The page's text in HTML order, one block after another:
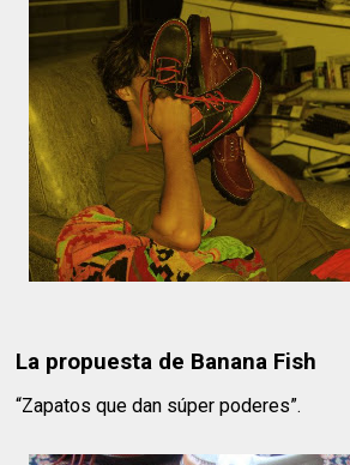
La propuesta de Banana Fish
“Zapatos que dan súper poderes”.